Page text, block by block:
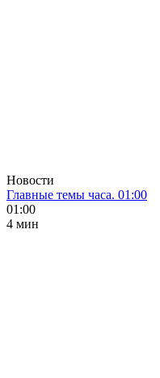
Новости
Главные темы часа. 01:00
01:00
4 мин